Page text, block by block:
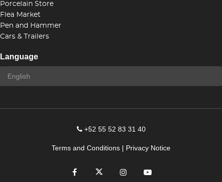
Porcelain Store
Flea Market
Pen and Hammer
Cars & Trailers
Language
+52 55 52 83 31 40
Terms and Conditions | Privacy Notice